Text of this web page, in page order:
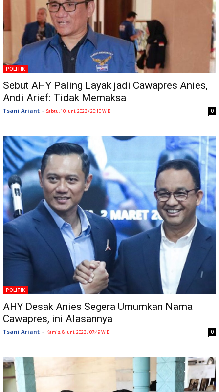
POLITIK
Sebut AHY Paling Layak jadi Cawapres Anies,
Andi Arief: Tidak Memaksa
Tsani Ariant - Sabtu, 10 Juni, 2023 / 20:10 WIB 0
POLITIK
AHY Desak Anies Segera Umumkan Nama
Cawapres, ini Alasannya
Tsani Ariant - Kamis, 8 Juni, 2023 / 07:49 WIB 0